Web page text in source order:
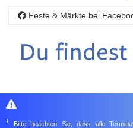
Feste & Märkte bei
1
Bitte beachten Sie, dass alle